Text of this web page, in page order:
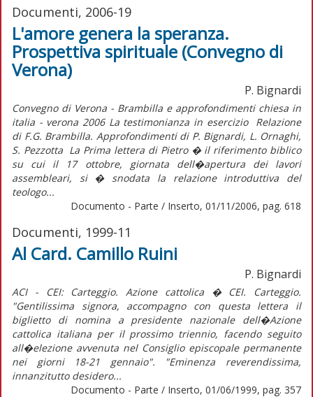
Documenti, 2006-19
L'amore genera la speranza.
Prospettiva spirituale (Convegno di
Verona)
P. Bignardi
Convegno di Verona - Brambilla e approfondimenti chiesa in
italia - verona 2006 La testimonianza in esercizio Relazione
di F.G. Brambilla. Approfondimenti di P. Bignardi, L. Ornaghi,
S. Pezzotta La Prima lettera di Pietro � il riferimento biblico
su cui il 17 ottobre, giornata dell�apertura dei lavori
assembleari, si � snodata la relazione introduttiva del
teologo...
Documento - Parte / Inserto, 01/11/2006, pag. 618
Documenti, 1999-11
Al Card. Camillo Ruini
P. Bignardi
ACI - CEI: Carteggio. Azione cattolica � CEI. Carteggio.
"Gentilissima signora, accompagno con questa lettera il
biglietto di nomina a presidente nazionale dell�Azione
cattolica italiana per il prossimo triennio, facendo seguito
all�elezione avvenuta nel Consiglio episcopale permanente
nei giorni 18-21 gennaio". "Eminenza reverendissima,
innanzitutto desidero...
Documento - Parte / Inserto, 01/06/1999, pag. 357